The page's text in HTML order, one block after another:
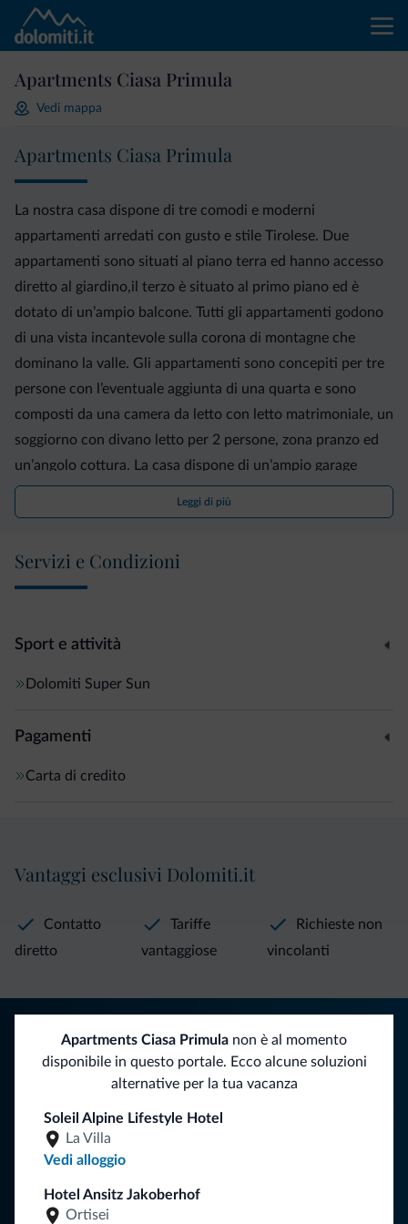
Apartments Ciasa Primula
Vedi mappa
Apartments Ciasa Primula
La nostra casa dispone di tre comodi e moderni
appartamenti arredati con gusto e stile Tirolese. Due
appartamenti sono situati al piano terra ed hanno accesso
diretto al giardino,il terzo è situato al primo piano ed è
dotato di un’ampio balcone. Tutti gli appartamenti godono
di una vista incantevole sulla corona di montagne che
dominano la valle. Gli appartamenti sono concepiti per tre
persone con l’eventuale aggiunta di una quarta e sono
composti da una camera da letto con letto matrimoniale, un
soggiorno con divano letto per 2 persone, zona pranzo ed
un’angolo cottura. La casa dispone di un’ampio garage
sotterraneo, del deposito sci e del deposito scarponi
riscaldato. La cucina è attrezzata con tutto ciò che serve
ecc). Gli appartamenti sono dotati di tutta la biancheria
necessaria, televisione, telefono, cassaforte, free Wi-Fi. Se
stiro nel locale lavanderia.
Leggi di più
Servizi e Condizioni
Sport e attività
Dolomiti Super Sun
Pagamenti
Carta di credito
Apartments Ciasa Primula non è al momento
disponibile in questo portale. Ecco alcune soluzioni
alternative per la tua vacanza
Soleil Alpine Lifestyle Hotel
La Villa
Vedi alloggio
Hotel Ansitz Jakoberhof
Ortisei
Vantaggi esclusivi Dolomiti.it
Contatto
diretto
Tariffe
vantaggiose
Richieste non
vincolanti
Riceverai informazioni, offerte esclusive e news per la tua
vacanza nelle Dolomiti.
ISCRIVITI ALLA NEWSLETTER